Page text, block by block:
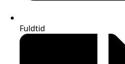
Fuldtid